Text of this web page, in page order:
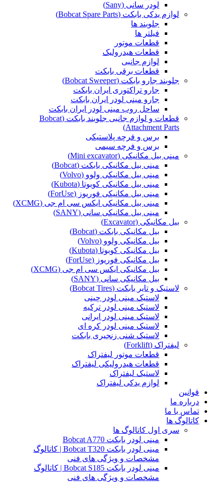
لودر سانی (Sany)
لوازم یدکی بابکت (Bobcat Spare Parts)
جلوبند ها
فیلتر ها
قطعات موتور
قطعات هیدرولیک
لوازم جانبی
قطعات برقی بابکت
جلوبند جارو بابکت (Bobcat Sweeper)
جارو تراکتوری ایران بابکت
جارو مینی لودر ایران بابکت
ساحل روب مینی لودر ایران بابکت
قطعات و لوازم جانبی جلوبند بابکت (Bobcat
Attachment Parts)
برس و فرچه پلاستیکی
برس و فرچه سیمی
مینی بیل مکانیکی (Mini excavator)
مینی بیل مکانیکی بابکت (Bobcat)
مینی بیل مکانیکی ولوو (Volvo)
مینی بیل مکانیکی کوبوتا (Kubota)
مینی بیل مکانیکی فوریوز (ForUse)
مینی بیل مکانیکی ایکس سی ام جی (XCMG)
مینی بیل مکانیکی سانی (SANY)
بیل مکانیکی (Excavator)
بیل مکانیکی بابکت (Bobcat)
بیل مکانیکی ولوو (Volvo)
بیل مکانیکی کوبوتا (Kubota)
بیل مکانیکی فوریوز (ForUse)
بیل مکانیکی ایکس سی ام جی (XCMG)
بیل مکانیکی سانی (SANY)
لاستیک و تایر بابکت (Bobcat Tires)
لاستیک مینی لودر چینی
لاستیک مینی لودر ترکیه
لاستیک مینی لودر ایرانی
لاستیک مینی لودر کره ای
لاستیک شنی زنجیری بابکت
لیفتراک (Forklift)
قطعات موتور لیفتراک
قطعات هیدرولیکی لیفتراک
لاستیک لیفتراک
لوازم یدکی لیفتراک
قوانین
درباره ما
تماس با ما
کاتالوگ ها
سری اول کاتالوگ ها
مینی لودر بابکت Bobcat A770
مینی لودر بابکت Bobcat T320 | کاتالوگ
مشخصات و ویژگی های فنی
مینی لودر بابکت Bobcat S185 | کاتالوگ
مشخصات و ویژگی های فنی